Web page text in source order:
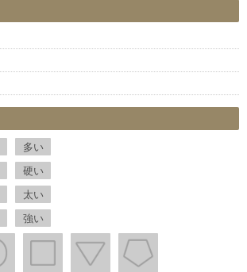
多い
硬い
太い
強い